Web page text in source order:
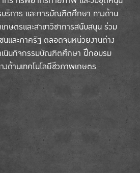
ริการ และการบัณฑิตศึกษา ทางด้าน
กษตรและสาขาวิชาการสนับสนุน ร่วม
นและภาครัฐ ตลอดจนหน่วยงานต่าง
เนินกิจกรรมบัณฑิตศึกษา ฝึกอบรม
งด้านเทคโนโลยีชีวภาพเกษตร